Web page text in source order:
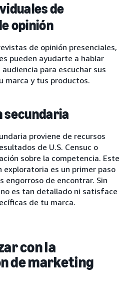
de
opinión
de opinión presenciales,
pueden ayudarte a hablar
para escuchar sus
marca y tus productos.
secundaria
proviene de recursos
de U.S. Censuc o
sobre la competencia. Este
es un primer paso
engorroso de encontrar. Sin
es tan detallado ni satisface
de tu marca.
con la
de marketing